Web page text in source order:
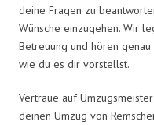
deine Fragen zu
Wünsche einzugehen. Wir
Betreuung und hören
wie du es dir vorstellst.
Vertraue auf
deinen Umzug von